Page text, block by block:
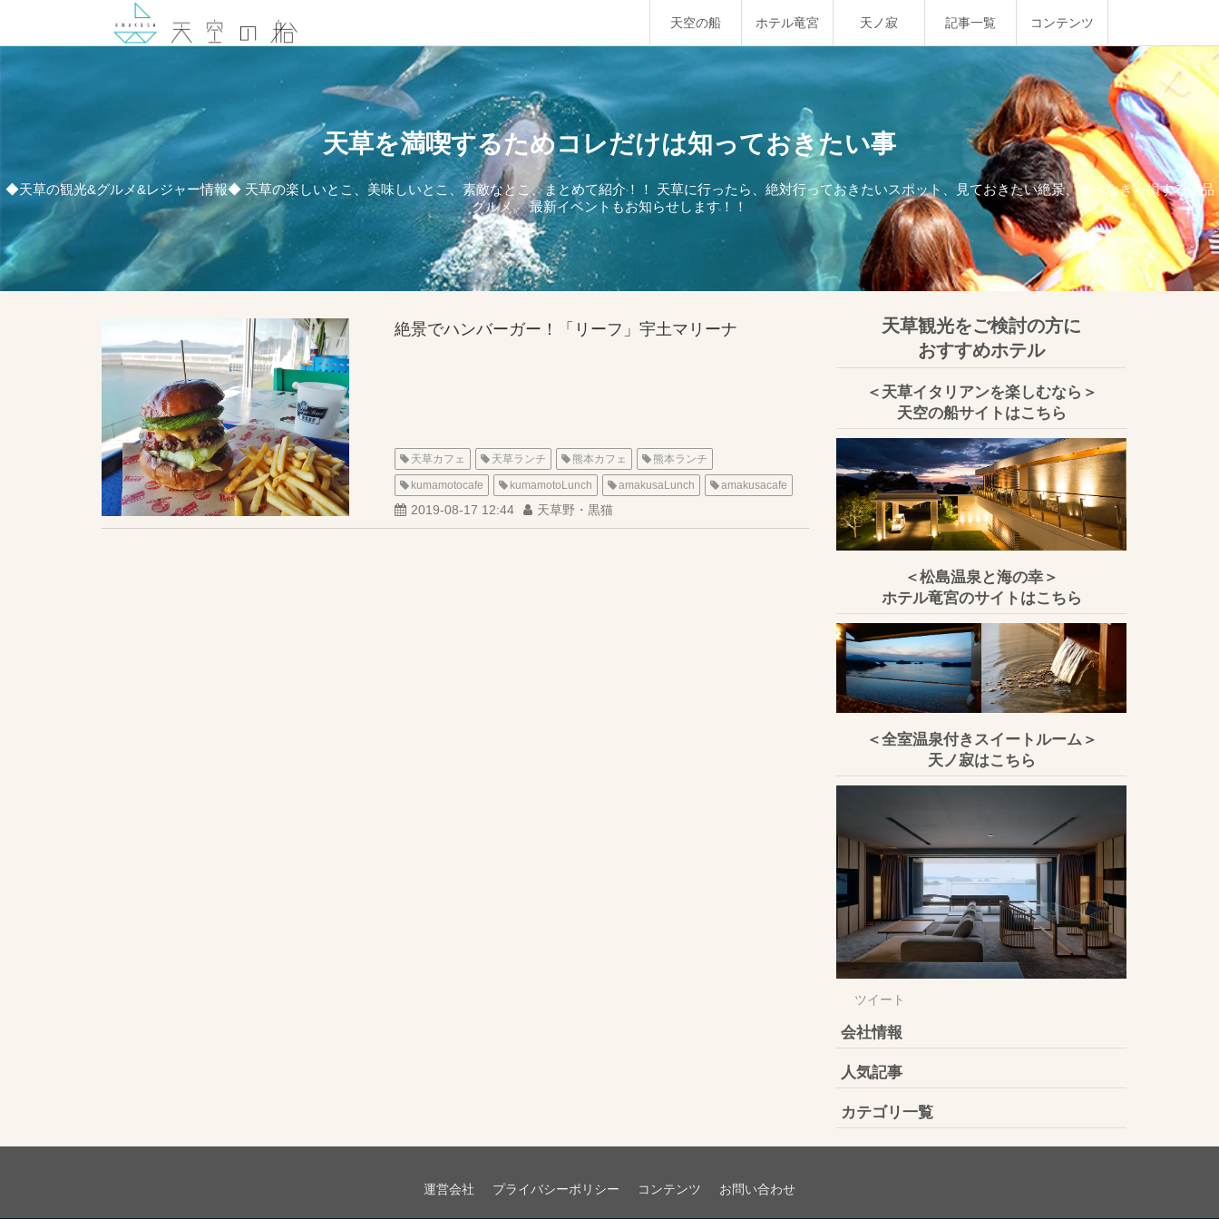
天空の船 ホテル竜宮 天ノ寂 記事一覧 コンテンツ
天草を満喫するためコレだけは知っておきたい事
◆天草の観光&グルメ&レジャー情報◆ 天草の楽しいとこ、美味しいとこ、素敵なとこ、まとめて紹介！！ 天草に行ったら、絶対行っておきたいスポット、見ておきたい絶景、食べなきゃ損する絶品
グルメ。 最新イベントもお知らせします！！
絶景でハンバーガー！「リーフ」宇土マリーナ
天草カフェ 天草ランチ 熊本カフェ 熊本ランチ
kumamotocafe kumamotoLunch amakusaLunch amakusacafe
海カフェ リーフ ハンバーガー
2019-08-17 12:44 天草野・黒猫
天草観光をご検討の方に
おすすめホテル
＜天草イタリアンを楽しむなら＞
天空の船サイトはこちら
＜松島温泉と海の幸＞
ホテル竜宮のサイトはこちら
＜全室温泉付きスイートルーム＞
天ノ寂はこちら
ツイート
会社情報
人気記事
カテゴリ一覧
運営会社 プライバシーポリシー コンテンツ お問い合わせ